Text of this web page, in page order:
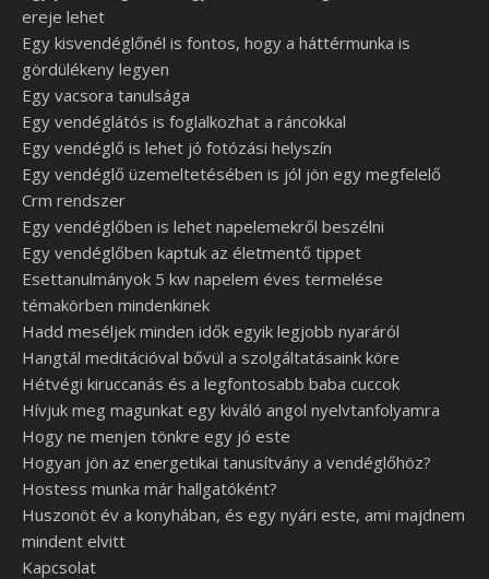
ereje lehet
Egy kisvendéglőnél is fontos, hogy a háttérmunka is
gördülékeny legyen
Egy vacsora tanulsága
Egy vendéglátós is foglalkozhat a ráncokkal
Egy vendéglő is lehet jó fotózási helyszín
Egy vendéglő üzemeltetésében is jól jön egy megfelelő
Crm rendszer
Egy vendéglőben is lehet napelemekről beszélni
Egy vendéglőben kaptuk az életmentő tippet
Esettanulmányok 5 kw napelem éves termelése
témakörben mindenkinek
Hadd meséljek minden idők egyik legjobb nyaráról
Hangtál meditációval bővül a szolgáltatásaink köre
Hétvégi kiruccanás és a legfontosabb baba cuccok
Hívjuk meg magunkat egy kiváló angol nyelvtanfolyamra
Hogy ne menjen tönkre egy jó este
Hogyan jön az energetikai tanusítvány a vendéglőhöz?
Hostess munka már hallgatóként?
Huszonöt év a konyhában, és egy nyári este, ami majdnem
mindent elvitt
Kapcsolat